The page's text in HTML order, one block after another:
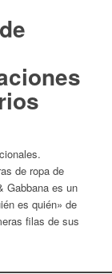
de ropa de
Gabbana es un
es quién» de
filas de sus